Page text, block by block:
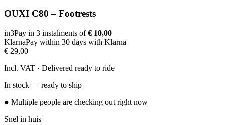
OUXI C80 – Footrests
in3Pay in 3 instalments of € 10,00
KlarnaPay within 30 days with Klarna
€ 29,00
Incl. VAT · Delivered ready to ride
In stock — ready to ship
● Multiple people are checking out right now
Snel in huis